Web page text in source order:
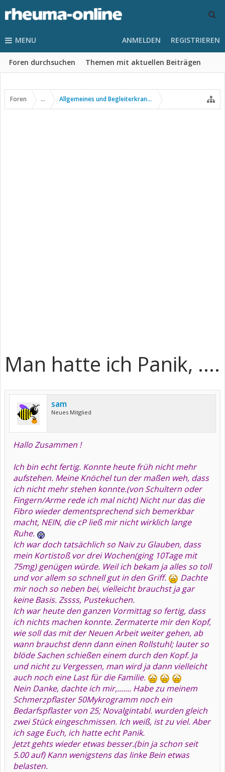
MENU
Foren durchsuchen Themen mit aktuellen Beiträgen
ANMELDEN REGISTRIEREN
Foren ... Allgemeines und Begleiterkrankungen
Man hatte ich Panik, ....
sam
Neues Mitglied
Hallo Zusammen !
Ich bin echt fertig. Konnte heute früh nicht mehr
aufstehen. Meine Knöchel tun der maßen weh, dass
ich nicht mehr stehen konnte.(von Schultern oder
Fingern/Arme rede ich mal nicht) Nicht nur das die
Fibro wieder dementsprechend sich bemerkbar
macht, NEIN, die cP ließ mir nicht wirklich lange
Ruhe.
Ich war doch tatsächlich so Naiv zu Glauben, dass
mein Kortistoß vor drei Wochen(ging 10Tage mit
75mg) genügen würde. Weil ich bekam ja alles so toll
und vor allem so schnell gut in den Griff.
Dachte
mir noch so neben bei, vielleicht brauchst ja gar
keine Basis. Zssss, Pustekuchen.
Ich war heute den ganzen Vormittag so fertig, dass
ich nichts machen konnte. Zermaterte mir den Kopf,
wie soll das mit der Neuen Arbeit weiter gehen, ab
wann brauchst denn dann einen Rollstuhl; lauter so
blöde Sachen schießen einem durch den Kopf. Ja
und nicht zu Vergessen, man wird ja dann vielleicht
auch noch eine Last für die Familie.
Nein Danke, dachte ich mir,....... Habe zu meinem
Schmerzpflaster 50Mykrogramm noch ein
Bedarfspflaster von 25; Novalgintabl. wurden gleich
zwei Stück eingeschmissen. Ich weiß, ist zu viel. Aber
ich sage Euch, ich hatte echt Panik.
Jetzt gehts wieder etwas besser.(bin ja schon seit
5.00 auf) Kann wenigstens das linke Bein etwas
belasten.